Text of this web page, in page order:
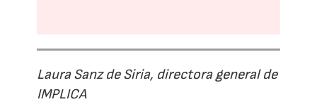
Laura Sanz de Siria, directora general de
IMPLICA